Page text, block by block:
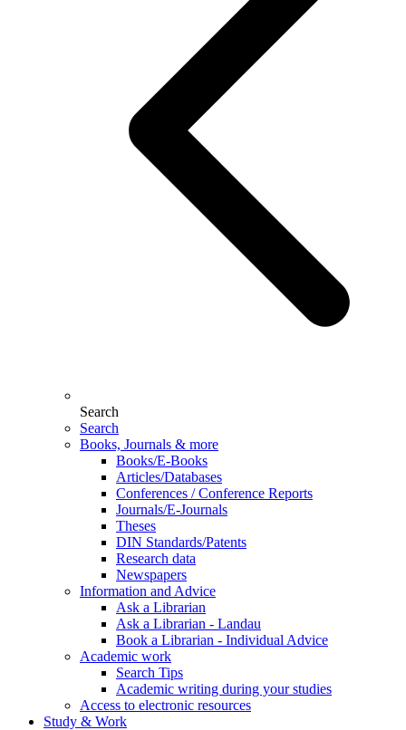
Search
Search
Books, Journals & more
Books/E-Books
Articles/Databases
Conferences / Conference Reports
Journals/E-Journals
Theses
DIN Standards/Patents
Research data
Newspapers
Information and Advice
Ask a Librarian
Ask a Librarian - Landau
Book a Librarian - Individual Advice
Academic work
Search Tips
Academic writing during your studies
Access to electronic resources
Study & Work